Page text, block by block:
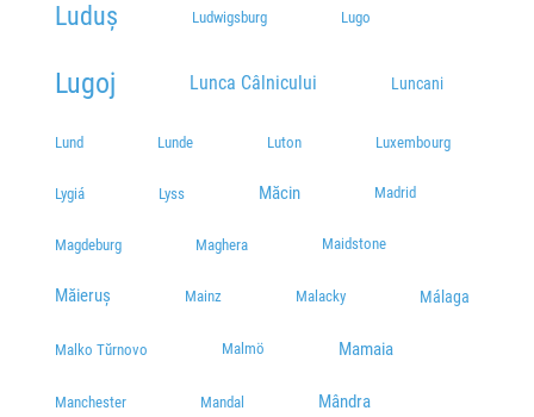
Luduș Ludwigsburg Lugo
Lugoj Lunca Câlnicului Luncani
Lund Lunde Luton Luxembourg
Lygiá Lyss Măcin Madrid
Magdeburg Maghera Maidstone
Măieruș Mainz Malacky Málaga
Malko Tŭrnovo Malmö Mamaia
Manchester Mandal Mândra